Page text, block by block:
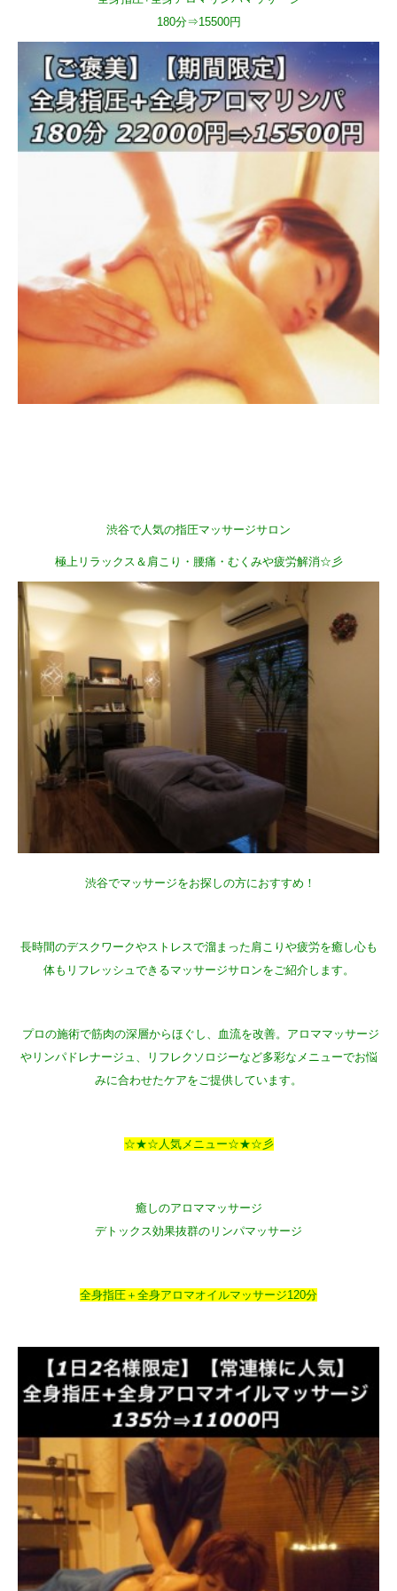
180分⇒15500円
渋谷で人気の指圧マッサージサロン
極上リラックス＆肩こり・腰痛・むくみや疲労解消☆彡
渋谷でマッサージをお探しの方におすすめ！
長時間のデスクワークやストレスで溜まった肩こりや疲労を癒し心も
体もリフレッシュできるマッサージサロンをご紹介します。
プロの施術で筋肉の深層からほぐし、血流を改善。アロママッサージ
やリンパドレナージュ、リフレクソロジーなど多彩なメニューでお悩
みに合わせたケアをご提供しています。
☆★☆人気メニュー☆★☆彡
癒しのアロママッサージ
デトックス効果抜群のリンパマッサージ
全身指圧＋全身アロマオイルマッサージ120分